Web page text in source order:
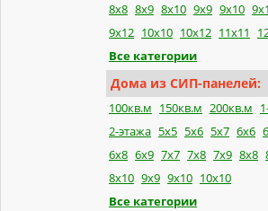
8x8 8x9 8x10 9x9 9x10
9x12 10x10 10x12 11x11
Все категории
Дома из СИП-панелей:
100кв.м 150кв.м 200кв.м
2-этажа 5x5 5x6 5x7 6x6
6x8 6x9 7x7 7x8 7x9 8x8
8x10 9x9 9x10 10x10
Все категории